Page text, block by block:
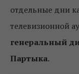
отдельные дни
телевизионной
генеральный
Партыка.